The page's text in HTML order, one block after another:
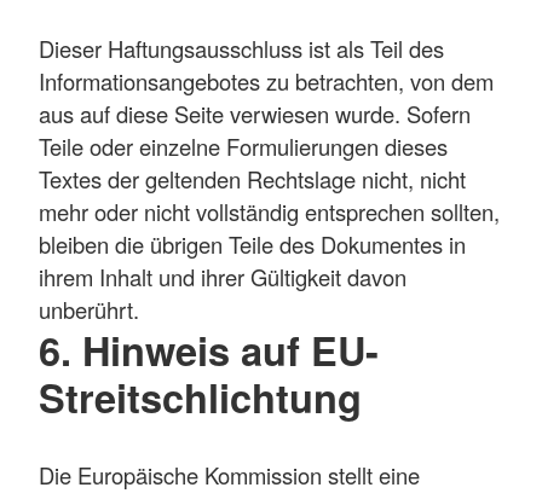
Dieser Haftungsausschluss ist als Teil des
Informationsangebotes zu betrachten, von dem
aus auf diese Seite verwiesen wurde. Sofern
Teile oder einzelne Formulierungen dieses
Textes der geltenden Rechtslage nicht, nicht
mehr oder nicht vollständig entsprechen sollten,
bleiben die übrigen Teile des Dokumentes in
ihrem Inhalt und ihrer Gültigkeit davon
unberührt.
6. Hinweis auf EU-
Streitschlichtung
Die Europäische Kommission stellt eine